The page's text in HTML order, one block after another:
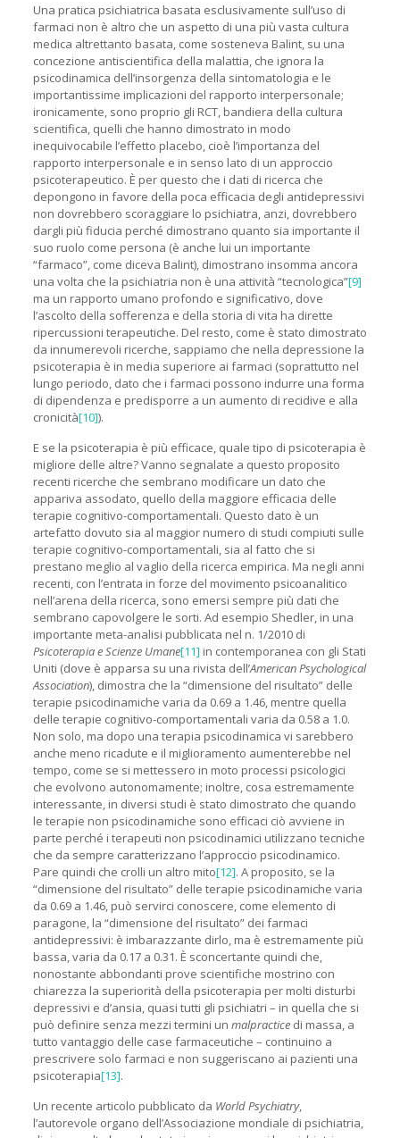
Una pratica psichiatrica basata esclusivamente sull’uso di
farmaci non è altro che un aspetto di una più vasta cultura
medica altrettanto basata, come sosteneva Balint, su una
concezione antiscientifica della malattia, che ignora la
psicodinamica dell’insorgenza della sintomatologia e le
importantissime implicazioni del rapporto interpersonale;
ironicamente, sono proprio gli RCT, bandiera della cultura
scientifica, quelli che hanno dimostrato in modo
inequivocabile l’effetto placebo, cioè l’importanza del
rapporto interpersonale e in senso lato di un approccio
psicoterapeutico. È per questo che i dati di ricerca che
depongono in favore della poca efficacia degli antidepressivi
non dovrebbero scoraggiare lo psichiatra, anzi, dovrebbero
dargli più fiducia perché dimostrano quanto sia importante il
suo ruolo come persona (è anche lui un importante
“farmaco”, come diceva Balint), dimostrano insomma ancora
una volta che la psichiatria non è una attività “tecnologica”[9]
ma un rapporto umano profondo e significativo, dove
l’ascolto della sofferenza e della storia di vita ha dirette
ripercussioni terapeutiche. Del resto, come è stato dimostrato
da innumerevoli ricerche, sappiamo che nella depressione la
psicoterapia è in media superiore ai farmaci (soprattutto nel
lungo periodo, dato che i farmaci possono indurre una forma
di dipendenza e predisporre a un aumento di recidive e alla
cronicità[10]).
E se la psicoterapia è più efficace, quale tipo di psicoterapia è
migliore delle altre? Vanno segnalate a questo proposito
recenti ricerche che sembrano modificare un dato che
appariva assodato, quello della maggiore efficacia delle
terapie cognitivo-comportamentali. Questo dato è un
artefatto dovuto sia al maggior numero di studi compiuti sulle
terapie cognitivo-comportamentali, sia al fatto che si
prestano meglio al vaglio della ricerca empirica. Ma negli anni
recenti, con l’entrata in forze del movimento psicoanalitico
nell’arena della ricerca, sono emersi sempre più dati che
sembrano capovolgere le sorti. Ad esempio Shedler, in una
importante meta-analisi pubblicata nel n. 1/2010 di
Psicoterapia e Scienze Umane[11] in contemporanea con gli Stati
Uniti (dove è apparsa su una rivista dell’American Psychological
Association), dimostra che la “dimensione del risultato” delle
terapie psicodinamiche varia da 0.69 a 1.46, mentre quella
delle terapie cognitivo-comportamentali varia da 0.58 a 1.0.
Non solo, ma dopo una terapia psicodinamica vi sarebbero
anche meno ricadute e il miglioramento aumenterebbe nel
tempo, come se si mettessero in moto processi psicologici
che evolvono autonomamente; inoltre, cosa estremamente
interessante, in diversi studi è stato dimostrato che quando
le terapie non psicodinamiche sono efficaci ciò avviene in
parte perché i terapeuti non psicodinamici utilizzano tecniche
che da sempre caratterizzano l’approccio psicodinamico.
Pare quindi che crolli un altro mito[12]. A proposito, se la
“dimensione del risultato” delle terapie psicodinamiche varia
da 0.69 a 1.46, può servirci conoscere, come elemento di
paragone, la “dimensione del risultato” dei farmaci
antidepressivi: è imbarazzante dirlo, ma è estremamente più
bassa, varia da 0.17 a 0.31. È sconcertante quindi che,
nonostante abbondanti prove scientifiche mostrino con
chiarezza la superiorità della psicoterapia per molti disturbi
depressivi e d’ansia, quasi tutti gli psichiatri – in quella che si
può definire senza mezzi termini un malpracticedi massa, a
tutto vantaggio delle case farmaceutiche – continuino a
prescrivere solo farmaci e non suggeriscano ai pazienti una
psicoterapia[13].
Un recente articolo pubblicato da World Psychiatry,
l’autorevole organo dell’Associazione mondiale di psichiatria,